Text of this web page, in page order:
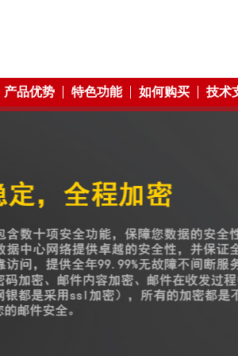
产品优势 特色功能 如何购买 技术